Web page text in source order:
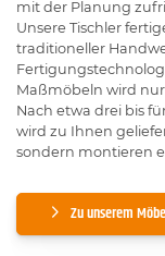
mit der Planung
Unsere Tischler
traditioneller
Maßmöbeln wird
Nach etwa drei bis
wird zu Ihnen
sondern montieren
Zu unserem